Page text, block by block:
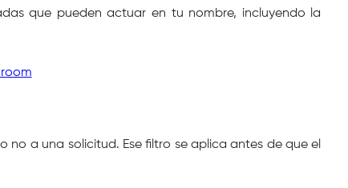
que pueden actuar en tu nombre, incluyendo la
a una solicitud. Ese filtro se aplica antes de que el